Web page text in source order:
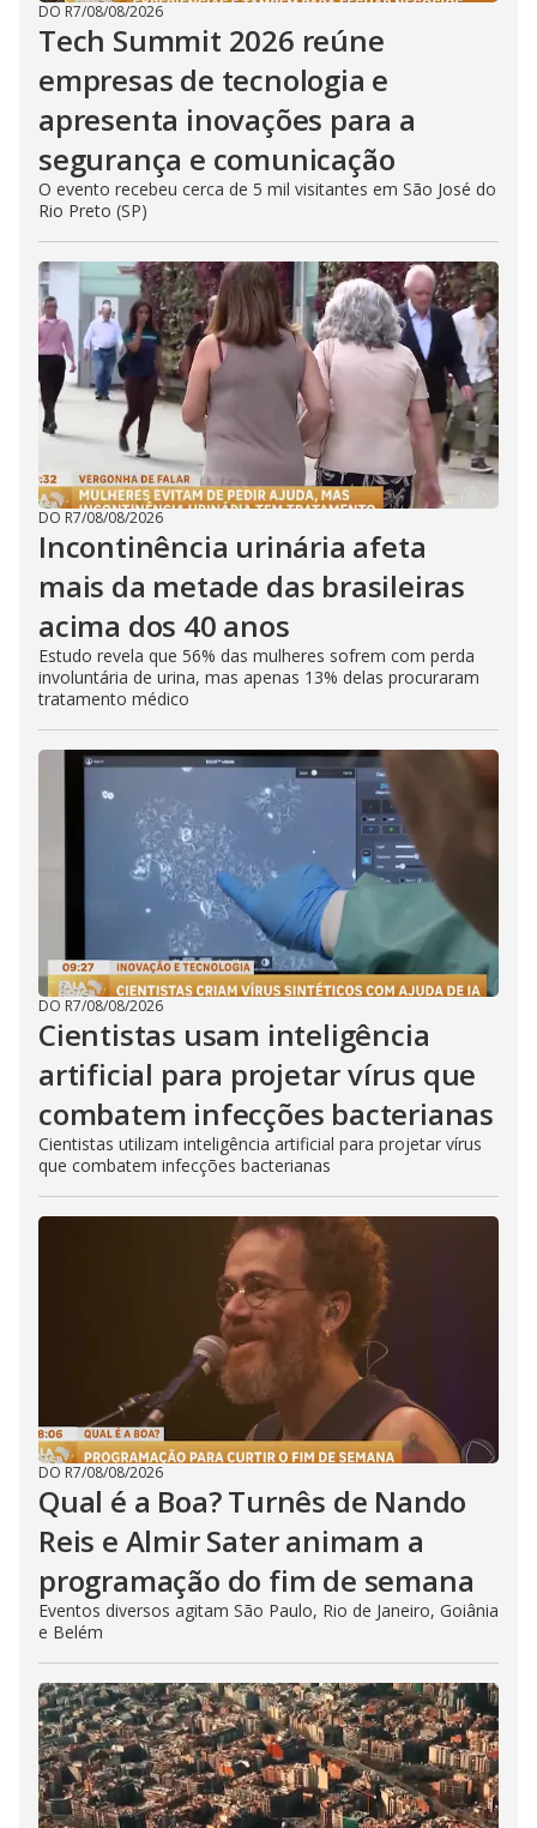
DO R7/08/08/2026
Tech Summit 2026 reúne
empresas de tecnologia e
apresenta inovações para a
segurança e comunicação
O evento recebeu cerca de 5 mil visitantes em São José do
Rio Preto (SP)
DO R7/08/08/2026
Incontinência urinária afeta
mais da metade das brasileiras
acima dos 40 anos
Estudo revela que 56% das mulheres sofrem com perda
involuntária de urina, mas apenas 13% delas procuraram
tratamento médico
DO R7/08/08/2026
Cientistas usam inteligência
artificial para projetar vírus que
combatem infecções bacterianas
Cientistas utilizam inteligência artificial para projetar vírus
que combatem infecções bacterianas
DO R7/08/08/2026
Qual é a Boa? Turnês de Nando
Reis e Almir Sater animam a
programação do fim de semana
Eventos diversos agitam São Paulo, Rio de Janeiro, Goiânia
e Belém